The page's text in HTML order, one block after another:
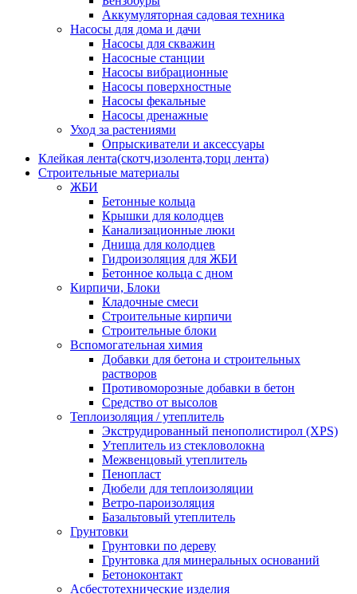
Аккумуляторная садовая техника
Насосы для дома и дачи
Насосы для скважин
Насосные станции
Насосы вибрационные
Насосы поверхностные
Насосы фекальные
Насосы дренажные
Уход за растениями
Опрыскиватели и аксессуары
Клейкая лента(скотч,изолента,торц лента)
Строительные материалы
ЖБИ
Бетонные кольца
Крышки для колодцев
Канализационные люки
Днища для колодцев
Гидроизоляция для ЖБИ
Бетонное кольца с дном
Кирпичи, Блоки
Кладочные смеси
Строительные кирпичи
Строительные блоки
Вспомогательная химия
Добавки для бетона и строительных
растворов
Противоморозные добавки в бетон
Средство от высолов
Теплоизоляция / утеплитель
Экструдированный пенополистирол (XPS)
Утеплитель из стекловолокна
Межвенцовый утеплитель
Пенопласт
Дюбели для теплоизоляции
Ветро-пароизоляция
Базальтовый утеплитель
Грунтовки
Грунтовки по дереву
Грунтовка для минеральных оснований
Бетоноконтакт
Асбестотехнические изделия